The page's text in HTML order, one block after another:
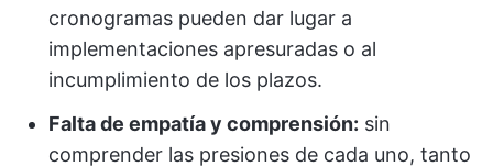
cronogramas pueden dar lugar a
implementaciones apresuradas o al
incumplimiento de los plazos.
Falta de empatía y comprensión: sin
comprender las presiones de cada uno, tanto